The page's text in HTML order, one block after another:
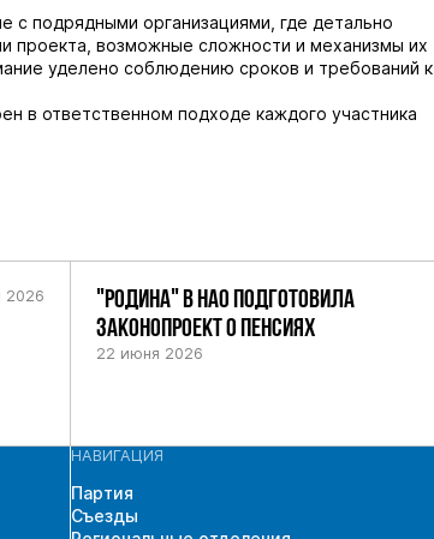
подрядными организациями, где детально
проекта, возможные сложности и механизмы их
уделено соблюдению сроков и требований к
в ответственном подходе каждого участника
2026
"РОДИНА" В НАО ПОДГОТОВИЛА
ЗАКОНОПРОЕКТ О ПЕНСИЯХ
22 июня 2026
НАВИГАЦИЯ
Партия
Съезды